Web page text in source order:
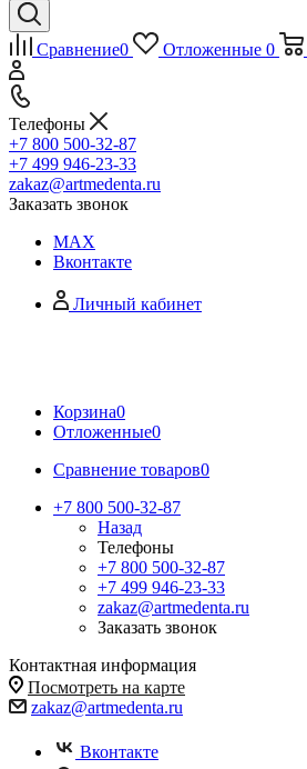
Сравнение0 Отложенные 0
Телефоны
+7 800 500-32-87
+7 499 946-23-33
zakaz@artmedenta.ru
Заказать звонок
MAX
Вконтакте
Личный кабинет
Корзина0
Отложенные0
Сравнение товаров0
+7 800 500-32-87
Назад
Телефоны
+7 800 500-32-87
+7 499 946-23-33
zakaz@artmedenta.ru
Заказать звонок
Контактная информация
Посмотреть на карте
zakaz@artmedenta.ru
Вконтакте